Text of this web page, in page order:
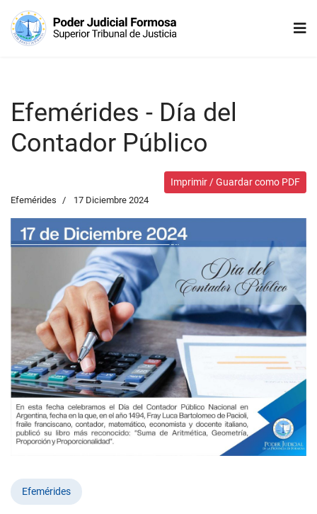
Efemérides - Día del
Contador Público
Imprimir / Guardar como PDF
Efemérides 17 Diciembre 2024
Efemérides